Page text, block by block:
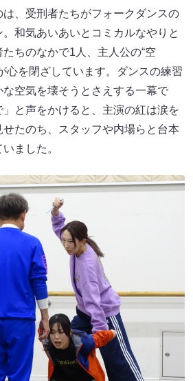
、受刑者たちがフォークダンスの
和気あいあいとコミカルなやりと
ちのなかで1人、主人公の“空
心を閉ざしています。ダンスの練習
空気を壊そうとさえする一幕で
と声をかけると、主演の紅は涙を
たのち、スタッフや内場らと台本
ました。